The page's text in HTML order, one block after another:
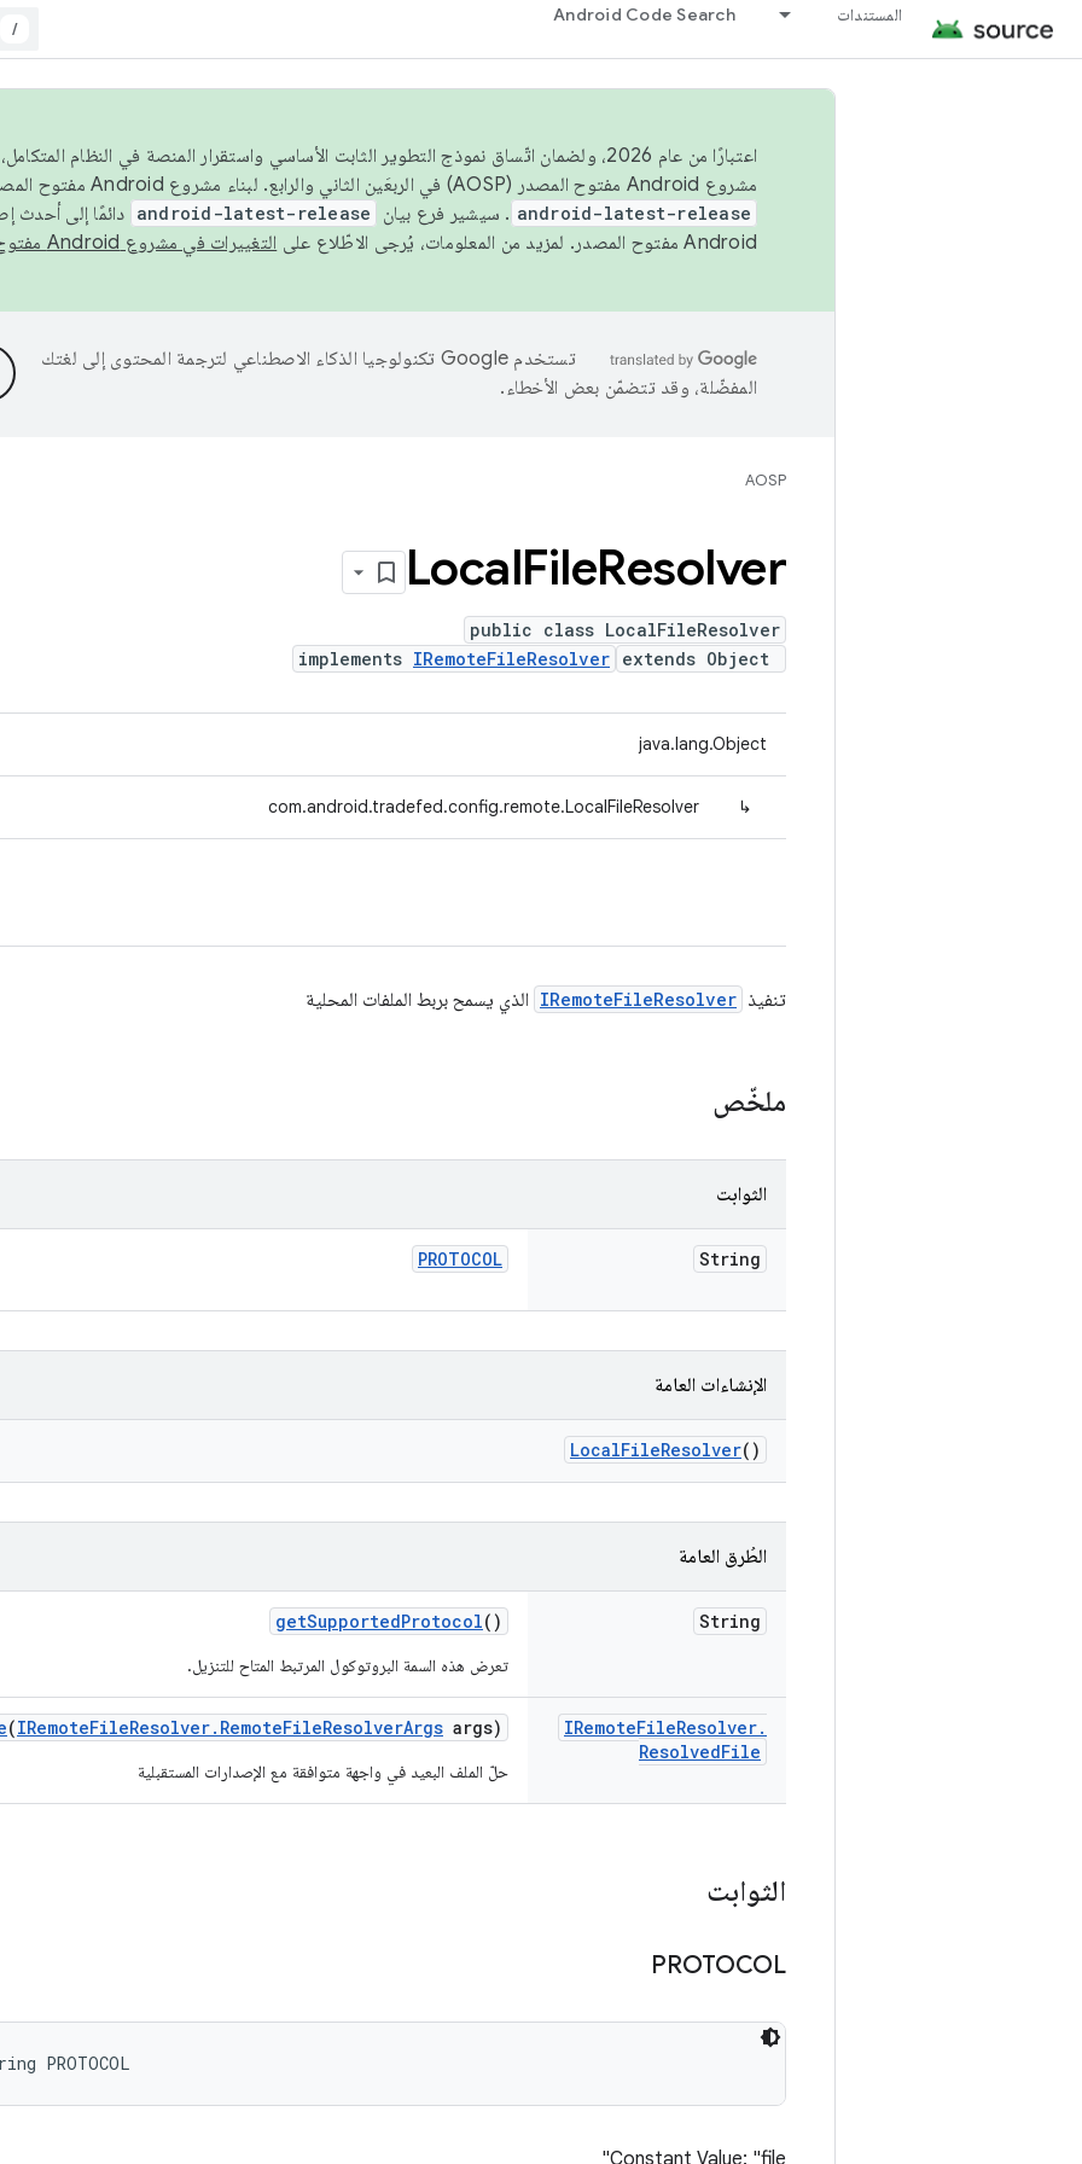
المستندات Android Code Search
/
اعتبارًا من عام 2026، ولضمان اتّساق نموذج التطوير الثابت الأساسي واستقرار المنصة في النظام
مشروع Android مفتوح المصدر (AOSP) في الربعَين الثاني والرابع. لبناء مشروع Android مفتوح المصدر والمساهمة فيه، استخدِم
android-latest-release . سيشير فرع بيان android-latest-release دائمًا إلى أحدث
Android مفتوح المصدر. لمزيد من المعلومات، يُرجى الاطّلاع على
التغييرات في مشروع Android مفتوح المصدر
تستخدم Google تكنولوجيا الذكاء الاصطناعي لترجمة المحتوى إلى لغتك
المفضّلة، وقد تتضمّن بعض الأخطاء.
AOSP
LocalFileResolver
public class LocalFileResolver
extends Object
implements IRemoteFileResolver
java.lang.Object
↳
com.android.tradefed.config.remote.LocalFileResolver
تنفيذ IRemoteFileResolver الذي يسمح بربط الملفات المحلية
ملخّص
الثوابت
String
PROTOCOL
الإنشاءات العامة
LocalFileResolver()
الطُرق العامة
String
getSupportedProtocol()
تعرض هذه السمة البروتوكول المرتبط المتاح للتنزيل.
IRemoteFileResolver.
ResolvedFile
(IRemoteFileResolver. RemoteFileResolverArgs args)
حلّ الملف البعيد في واجهة متوافقة مع الإصدارات المستقبلية
الثوابت
PROTOCOL
PROTOCOL
Constant Value: "file"